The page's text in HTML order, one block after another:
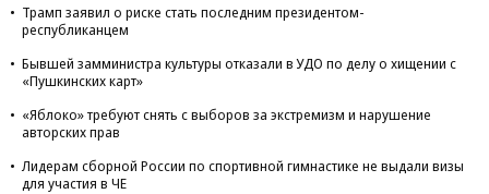
Трамп заявил о риске стать последним президентом-
республиканцем
Бывшей замминистра культуры отказали в УДО по делу о хищении с
«Пушкинских карт»
«Яблоко» требуют снять с выборов за экстремизм и нарушение
авторских прав
Лидерам сборной России по спортивной гимнастике не выдали визы
для участия в ЧЕ